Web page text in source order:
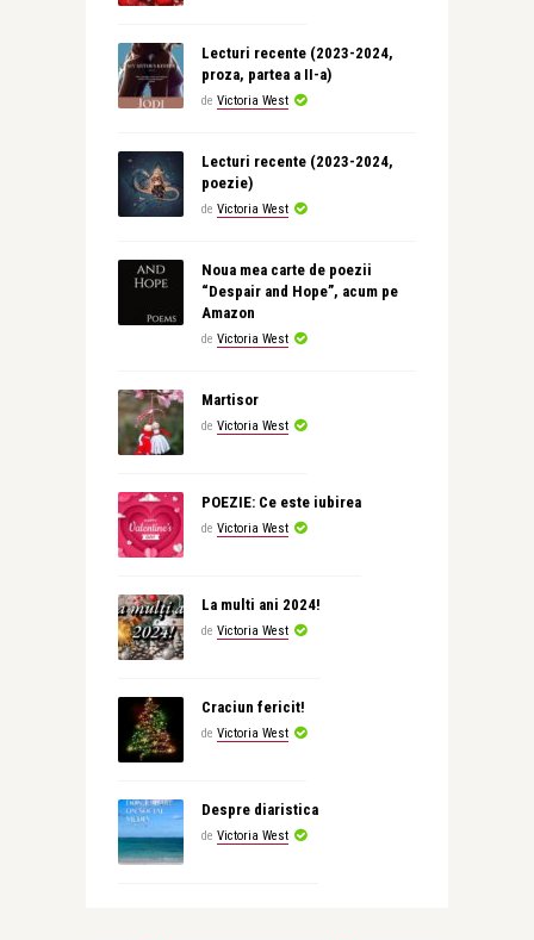
Lecturi recente (2023-2024,
proza, partea a II-a)
de Victoria West
Lecturi recente (2023-2024,
poezie)
de Victoria West
Noua mea carte de poezii
“Despair and Hope”, acum pe
Amazon
de Victoria West
Martisor
de Victoria West
POEZIE: Ce este iubirea
de Victoria West
La multi ani 2024!
de Victoria West
Craciun fericit!
de Victoria West
Despre diaristica
de Victoria West